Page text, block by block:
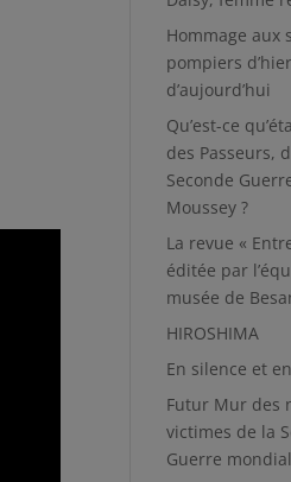
Hommage aux
pompiers
d’aujourd’hui
Qu’est-ce
des Passeurs,
Seconde
Moussey ?
La revue «
éditée par
musée de
HIROSHIMA
En silence et
Futur Mur des
victimes de la
Guerre